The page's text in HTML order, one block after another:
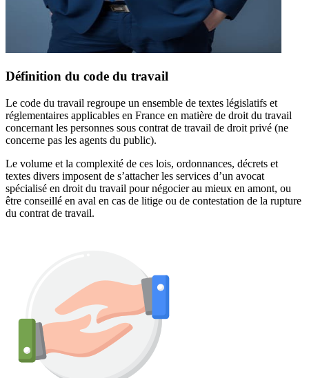
Définition du code du travail
Le code du travail regroupe un ensemble de textes législatifs et
réglementaires applicables en France en matière de droit du travail
concernant les personnes sous contrat de travail de droit privé (ne
concerne pas les agents du public).
Le volume et la complexité de ces lois, ordonnances, décrets et
textes divers imposent de s’attacher les services d’un avocat
spécialisé en droit du travail pour négocier au mieux en amont, ou
être conseillé en aval en cas de litige ou de contestation de la rupture
du contrat de travail.